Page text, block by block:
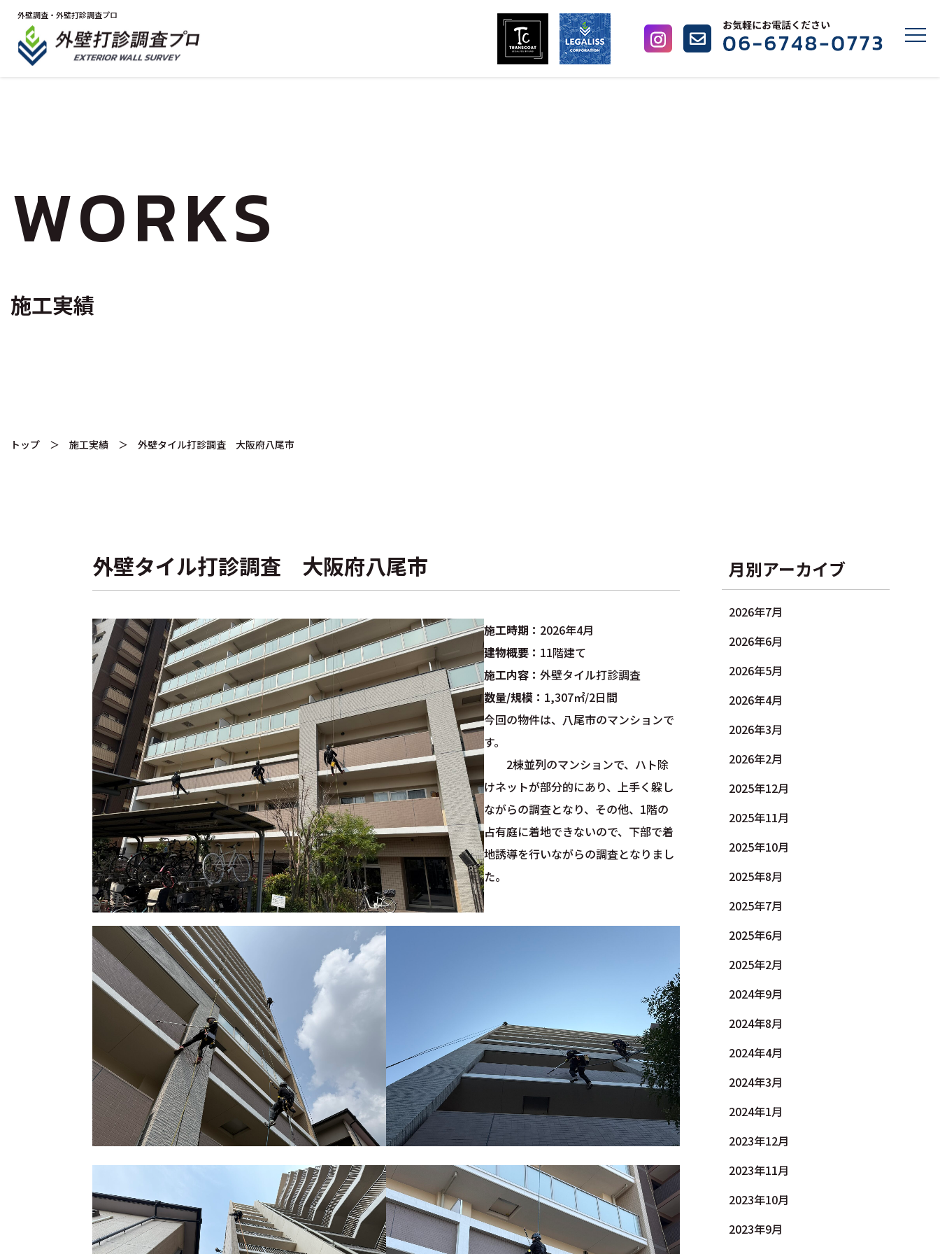
外壁調査・外壁打診調査プロ
WORKS
施工実績
トップ ＞ 施工実績 ＞ 外壁タイル打診調査 大阪府八尾市
外壁タイル打診調査 大阪府八尾市
施工時期： 2026年4月
建物概要： 11階建て
施工内容： 外壁タイル打診調査
数量/規模： 1,307㎡/2日間
今回の物件は、八尾市のマンションで
す。
2棟並列のマンションで、ハト除
けネットが部分的にあり、上手く躱し
ながらの調査となり、その他、1階の
占有庭に着地できないので、下部で着
地誘導を行いながらの調査となりまし
た。
月別アーカイブ
2026年7月
2026年6月
2026年5月
2026年4月
2026年3月
2026年2月
2025年12月
2025年11月
2025年10月
2025年8月
2025年7月
2025年6月
2025年2月
2024年9月
2024年8月
2024年4月
2024年3月
2024年1月
2023年12月
2023年11月
2023年10月
2023年9月